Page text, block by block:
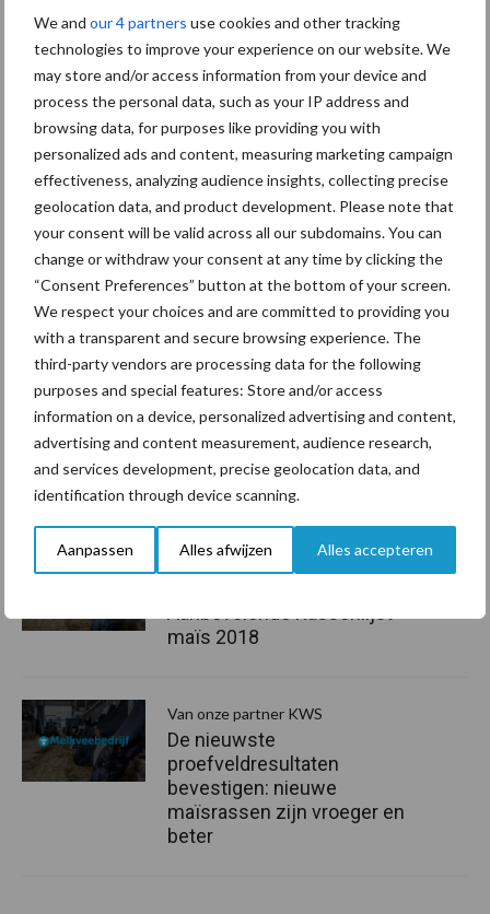
We and our 4 partners use cookies and other tracking
technologies to improve your experience on our website. We
may store and/or access information from your device and
process the personal data, such as your IP address and
browsing data, for purposes like providing you with
personalized ads and content, measuring marketing campaign
effectiveness, analyzing audience insights, collecting precise
geolocation data, and product development. Please note that
your consent will be valid across all our subdomains. You can
change or withdraw your consent at any time by clicking the
“Consent Preferences” button at the bottom of your screen.
We respect your choices and are committed to providing you
with a transparent and secure browsing experience. The
third-party vendors are processing data for the following
purposes and special features: Store and/or access
information on a device, personalized advertising and content,
advertising and content measurement, audience research,
and services development, precise geolocation data, and
identification through device scanning.
Aanpassen Alles afwijzen Alles accepteren
droge stof productie toe kunnen. Alle nieuwe KWS-maisrassen
die momenteel al in de markt verkocht worden, beschikken over
is proefondervindelijk komen vast te staan dat deze rassen
betere resultaten laten zien.
Voor dit seizoen biedt dit echter geen soelaas meer. Hopelijk
gaan we nog een mooie nazomer tegemoet met voldoende
dan is van mais die nu gebrek verschijnselen vertoont, niet de
hoogste opbrengst te verwachten.
Aanbevolen voor jou!
Van onze partner KWS
Succesvolle
voederbietendemo KWS
Van onze partner KWS
Aanbevelende Rassenlijst
maïs 2018
Van onze partner KWS
De nieuwste
proefveldresultaten
bevestigen: nieuwe
maïsrassen zijn vroeger en
beter